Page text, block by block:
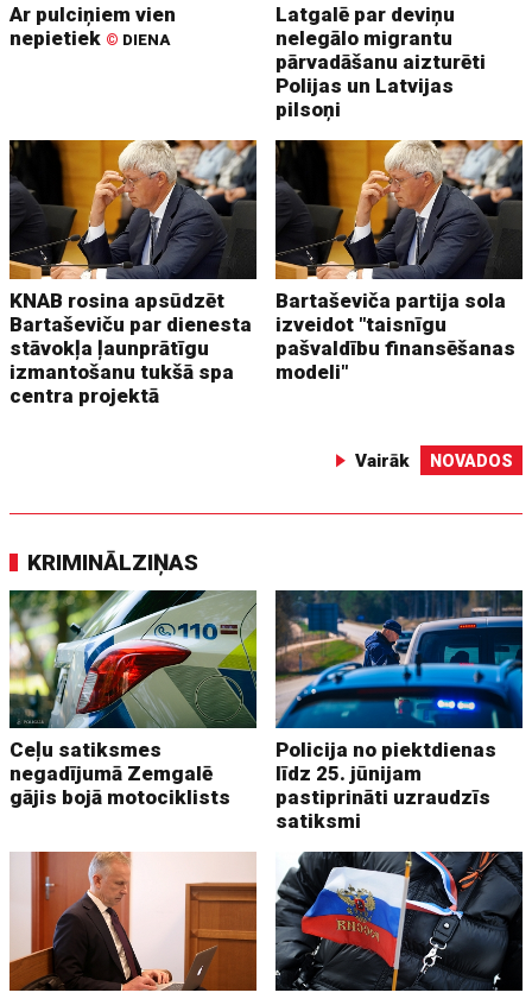
Ar pulciņiem vien
nepietiek © DIENA
Latgalē par deviņu
nelegālo migrantu
pārvadāšanu aizturēti
Polijas un Latvijas
pilsoņi
KNAB rosina apsūdzēt
Bartaševiču par dienesta
stāvokļa ļaunprātīgu
izmantošanu tukšā spa
centra projektā
Bartaševiča partija sola
izveidot "taisnīgu
pašvaldību finansēšanas
modeli"
Vairāk NOVADOS
KRIMINĀLZIŅAS
Ceļu satiksmes
negadījumā Zemgalē
gājis bojā motociklists
Policija no piektdienas
līdz 25. jūnijam
pastiprināti uzraudzīs
satiksmi